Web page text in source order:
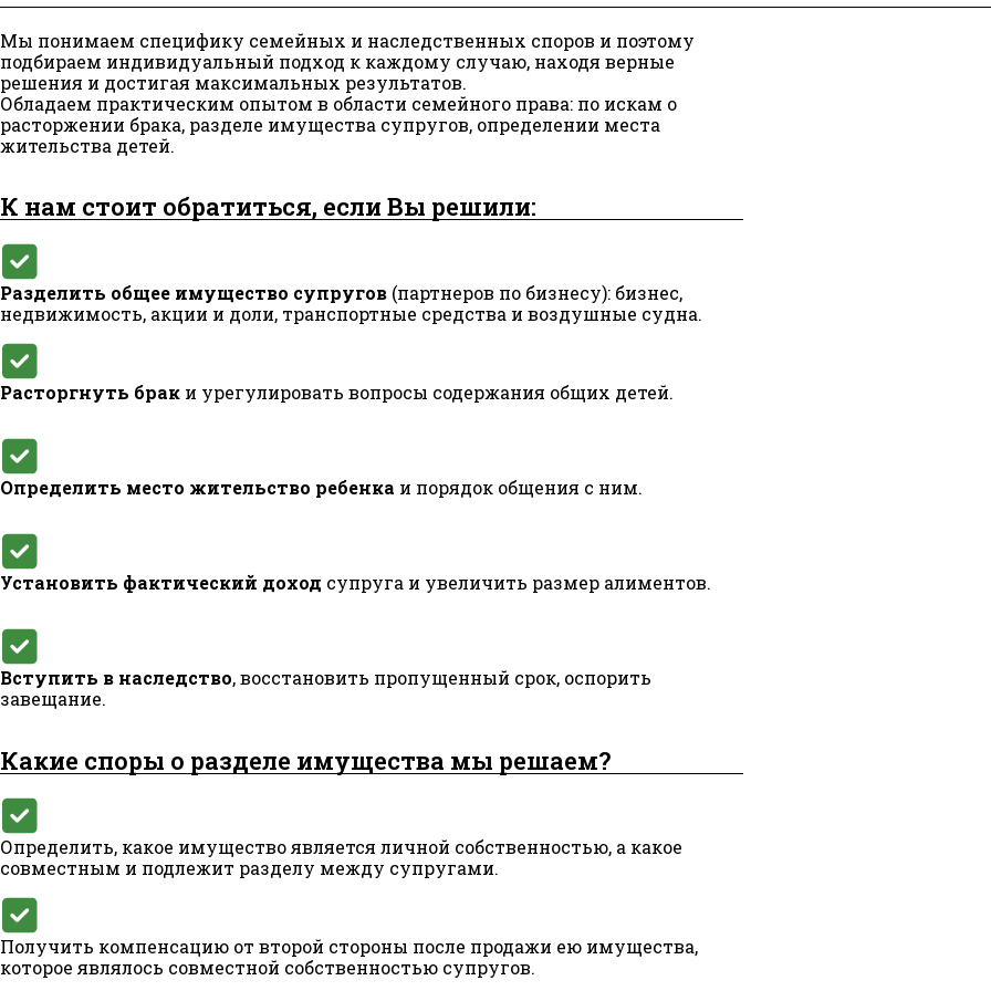
Мы понимаем специфику семейных и наследственных споров и поэтому
подбираем индивидуальный подход к каждому случаю, находя верные
решения и достигая максимальных результатов.
Обладаем практическим опытом в области семейного права: по искам о
расторжении брака, разделе имущества супругов, определении места
жительства детей.
К нам стоит обратиться, если Вы решили:
Разделить общее имущество супругов (партнеров по бизнесу): бизнес,
недвижимость, акции и доли, транспортные средства и воздушные судна.
Расторгнуть брак и урегулировать вопросы содержания общих детей.
Определить место жительство ребенка и порядок общения с ним.
Установить фактический доход супруга и увеличить размер алиментов.
Вступить в наследство, восстановить пропущенный срок, оспорить
завещание.
Какие споры о разделе имущества мы решаем?
Определить, какое имущество является личной собственностью, а какое
совместным и подлежит разделу между супругами.
Получить компенсацию от второй стороны после продажи ею имущества,
которое являлось совместной собственностью супругов.